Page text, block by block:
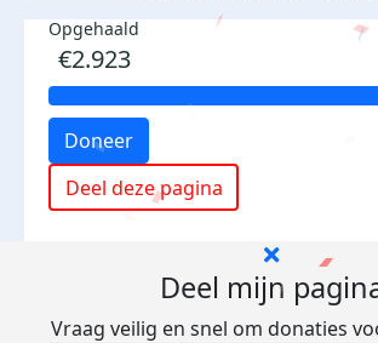
Opgehaald
€2.923
Doneer
Deel deze pagina
Deel mijn
Vraag veilig en snel om donaties